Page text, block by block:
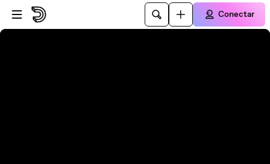
Pular para o player
Ir para o conteúdo principal
Conectar